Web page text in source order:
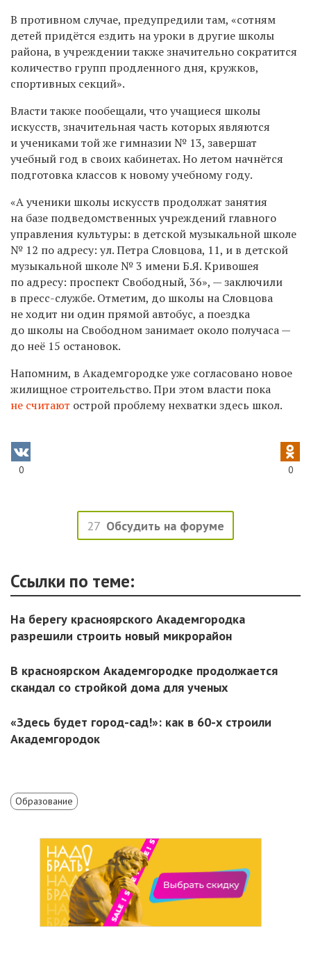
В противном случае, предупредили там, «сотням
детей придётся ездить на уроки в другие школы
района, в учреждении также значительно сократится
количество групп продленного дня, кружков,
спортивных секций».
Власти также пообещали, что учащиеся школы
искусств, значительная часть которых являются
и учениками той же гимназии № 13, завершат
учебный год в своих кабинетах. Но летом начнётся
подготовка классов к новому учебному году.
«А ученики школы искусств продолжат занятия
на базе подведомственных учреждений главного
управления культуры: в детской музыкальной школе
№ 12 по адресу: ул. Петра Словцова, 11, и в детской
музыкальной школе № 3 имени Б.Я. Кривошея
по адресу: проспект Свободный, 36», — заключили
в пресс-службе. Отметим, до школы на Словцова
не ходит ни один прямой автобус, а поездка
до школы на Свободном занимает около получаса —
до неё 15 остановок.
Напомним, в Академгородке уже согласовано новое
жилищное строительство. При этом власти пока
не считают острой проблему нехватки здесь школ.
0 0
27 Обсудить на форуме
Ссылки по теме:
На берегу красноярского Академгородка
разрешили строить новый микрорайон
В красноярском Академгородке продолжается
скандал со стройкой дома для ученых
«Здесь будет город-сад!»: как в 60-х строили
Академгородок
Образование